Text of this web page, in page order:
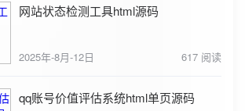
网站状态检测工具html源码
2025年-8月-12日 617 阅读
qq账号价值评估系统html单页源码